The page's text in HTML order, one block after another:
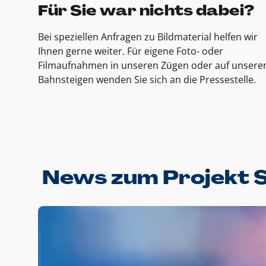
Für Sie war nichts dabei?
Bei speziellen Anfragen zu Bildmaterial helfen wir
Ihnen gerne weiter. Für eigene Foto- oder
Filmaufnahmen in unseren Zügen oder auf
Bahnsteigen wenden Sie sich an die Pressestelle.
News zum Projekt